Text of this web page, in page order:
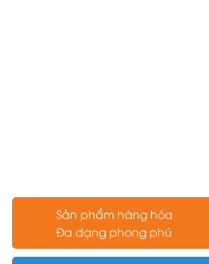
Sản phẩm hàng hóa
Đa dạng phong phú